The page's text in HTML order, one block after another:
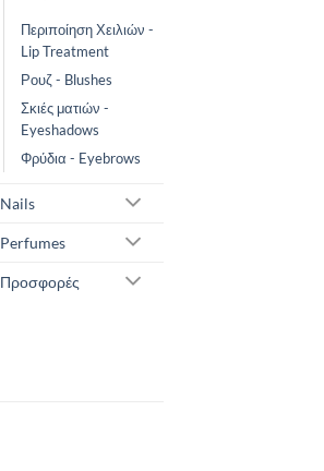
Περιποίηση Χειλιών -
Lip Treatment
Ρουζ - Blushes
Σκιές ματιών -
Eyeshadows
Φρύδια - Eyebrows
Nails
Perfumes
Προσφορές